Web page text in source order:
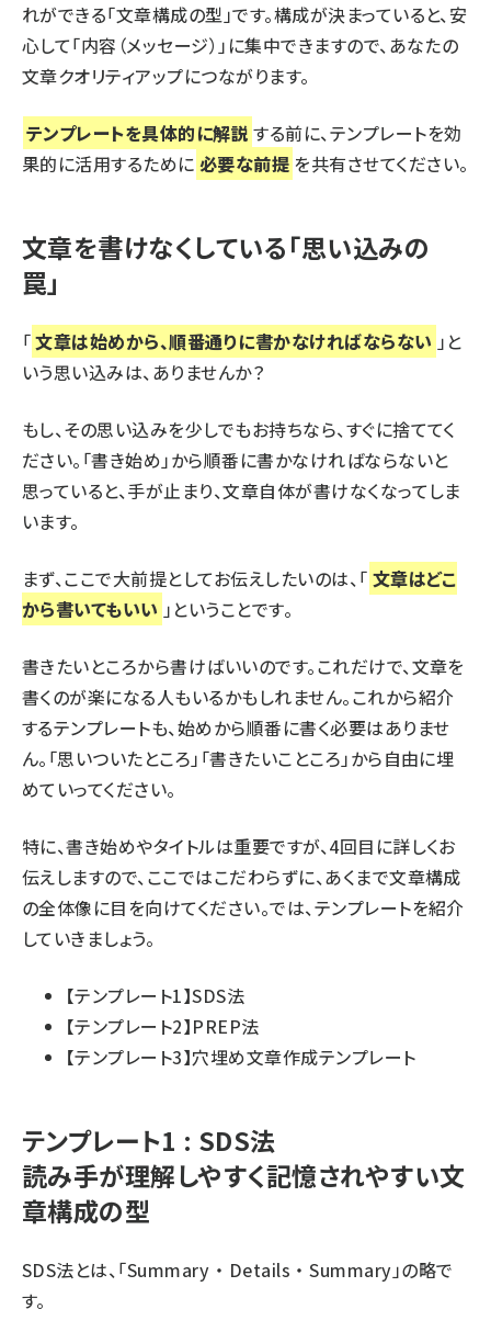
れができる「文章構成の型」です。構成が決まっていると、安
心して「内容（メッセージ）」に集中できますので、あなたの
文章クオリティアップにつながります。
テンプレートを具体的に解説 する前に、テンプレートを効
果的に活用するために 必要な前提 を共有させてください。
文章を書けなくしている「思い込みの
罠」
「文章は始めから、順番通りに書かなければならない 」と
いう思い込みは、ありませんか？
もし、その思い込みを少しでもお持ちなら、すぐに捨ててく
ださい。「書き始め」から順番に書かなければならないと
思っていると、手が止まり、文章自体が書けなくなってしま
います。
まず、ここで大前提としてお伝えしたいのは、「 文章はどこ
から書いてもいい 」ということです。
書きたいところから書けばいいのです。これだけで、文章を
書くのが楽になる人もいるかもしれません。これから紹介
するテンプレートも、始めから順番に書く必要はありませ
ん。「思いついたところ」「書きたいこところ」から自由に埋
めていってください。
特に、書き始めやタイトルは重要ですが、4回目 に詳しくお
伝えしますので、ここではこだわらずに、あくまで文章構成
の全体像に目を向けてください。では、テンプレートを紹介
していきましょう。
【テンプレート1】SDS法
【テンプレート2】PREP法
【テンプレート3】穴埋め文章作成テンプレート
テンプレート1 : SDS法
読み手が理解しやすく記憶されやすい文
章構成の型
SDS法とは、「Summary ・ Details ・ Summary」の略で
す。